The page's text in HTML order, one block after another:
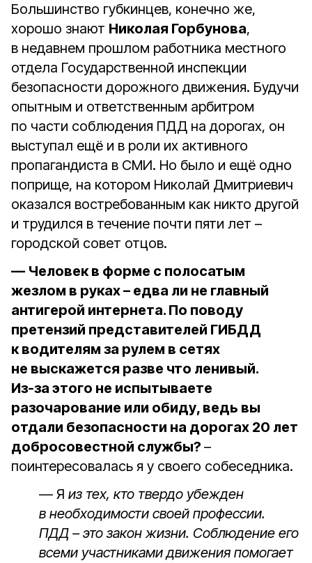
Большинство губкинцев, конечно же,
хорошо знают Николая Горбунова,
в недавнем прошлом работника местного
отдела Государственной инспекции
безопасности дорожного движения. Будучи
опытным и ответственным арбитром
по части соблюдения ПДД на дорогах, он
выступал ещё и в роли их активного
пропагандиста в СМИ. Но было и ещё одно
поприще, на котором Николай Дмитриевич
оказался востребованным как никто другой
и трудился в течение почти пяти лет –
городской совет отцов.
— Человек в форме с полосатым
жезлом в руках – едва ли не главный
антигерой интернета. По поводу
претензий представителей ГИБДД
к водителям за рулем в сетях
не выскажется разве что ленивый.
Из‑за этого не испытываете
разочарование или обиду, ведь вы
отдали безопасности на дорогах 20 лет
добросовестной службы? –
поинтересовалась я у своего собеседника.
— Я из тех, кто твердо убежден
в необходимости своей профессии.
ПДД – это закон жизни. Соблюдение его
всеми участниками движения помогает